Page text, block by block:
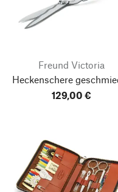
Freund Victoria
Heckenschere
129,00 €